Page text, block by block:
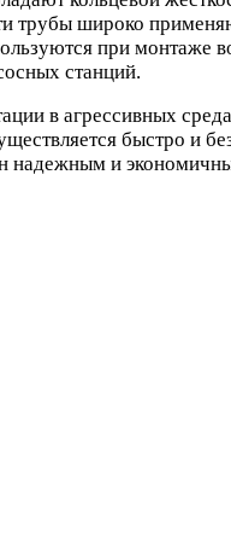
трубы широко
при
станций.
в агрессивных
быстро и
надежным и